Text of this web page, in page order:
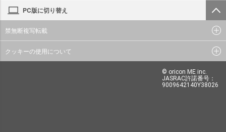
PC版に切り替え
禁無断複写転載
クッキーの使用について
© oricon ME inc.
JASRAC許諾番号：
9009642140Y38026